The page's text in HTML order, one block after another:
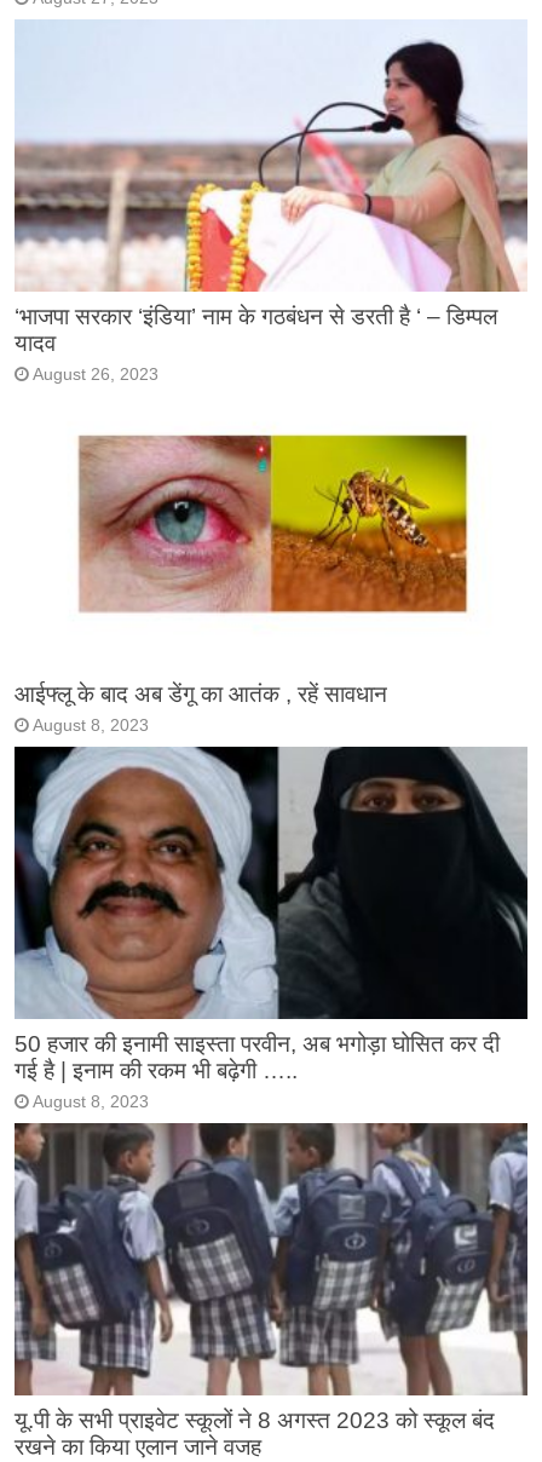
‘भाजपा सरकार ‘इंडिया’ नाम के गठबंधन से डरती है ‘ – डिम्पल
यादव
August 26, 2023
आईफ्लू के बाद अब डेंगू का आतंक , रहें सावधान
August 8, 2023
50 हजार की इनामी साइस्ता परवीन, अब भगोड़ा घोसित कर दी
गई है | इनाम की रकम भी बढ़ेगी …..
August 8, 2023
यू.पी के सभी प्राइवेट स्कूलों ने 8 अगस्त 2023 को स्कूल बंद
रखने का किया एलान जाने वजह